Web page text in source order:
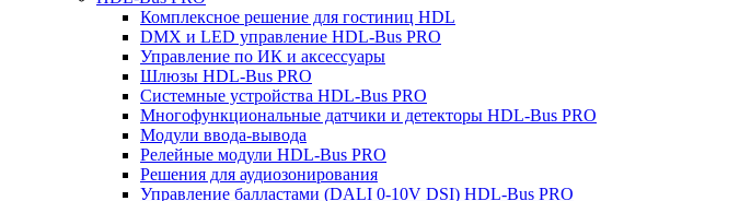
Комплексное решение для гостиниц HDL
DMX и LED управление HDL-Bus PRO
Управление по ИК и аксессуары
Шлюзы HDL-Bus PRO
Системные устройства HDL-Bus PRO
Многофункциональные датчики и детекторы HDL-Bus PRO
Модули ввода-вывода
Релейные модули HDL-Bus PRO
Решения для аудиозонирования
Управление балластами (DALI 0-10V DSI) HDL-Bus PRO